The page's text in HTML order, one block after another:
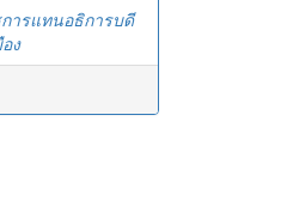
ารแทนอธิการบดี
ง